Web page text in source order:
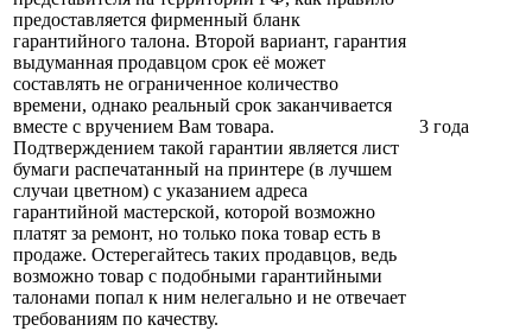
предоставляется фирменный бланк
гарантийного талона. Второй вариант, гарантия
выдуманная продавцом срок её может
составлять не ограниченное количество
времени, однако реальный срок заканчивается
вместе с вручением Вам товара.
Подтверждением такой гарантии является лист
бумаги распечатанный на принтере (в лучшем
случаи цветном) с указанием адреса
гарантийной мастерской, которой возможно
платят за ремонт, но только пока товар есть в
продаже. Остерегайтесь таких продавцов, ведь
возможно товар с подобными гарантийными
талонами попал к ним нелегально и не отвечает
требованиям по качеству.
3 года